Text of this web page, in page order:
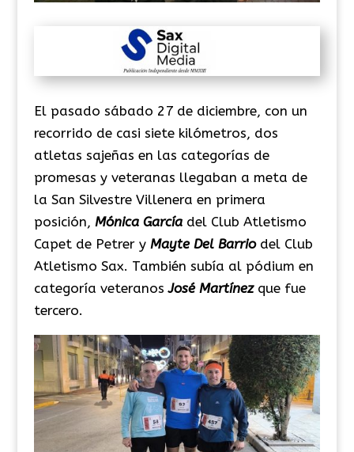
El pasado sábado 27 de diciembre, con un
recorrido de casi siete kilómetros, dos
atletas sajeñas en las categorías de
promesas y veteranas llegaban a meta de
la San Silvestre Villenera en primera
posición, Mónica García del Club Atletismo
Capet de Petrer y Mayte Del Barrio del Club
Atletismo Sax. También subía al pódium en
categoría veteranosJosé Martínezque fue
tercero.